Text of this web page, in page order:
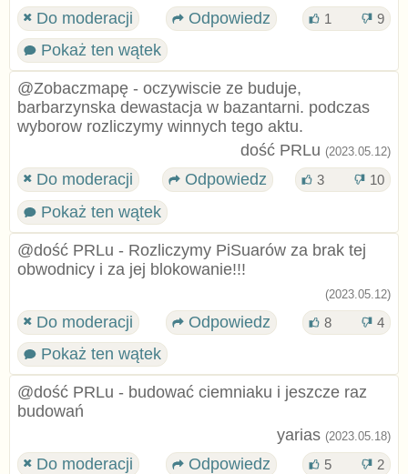
Do moderacji Odpowiedz 1 9
Pokaż ten wątek
@Zobaczmapę - oczywiscie ze buduje,
barbarzynska dewastacja w bazantarni. podczas
wyborow rozliczymy winnych tego aktu.
dość PRLu (2023.05.12)
Do moderacji Odpowiedz 3 10
Pokaż ten wątek
@dość PRLu - Rozliczymy PiSuarów za brak tej
obwodnicy i za jej blokowanie!!!
(2023.05.12)
Do moderacji Odpowiedz 8 4
Pokaż ten wątek
@dość PRLu - budować ciemniaku i jeszcze raz
budowań
yarias (2023.05.18)
Do moderacji Odpowiedz 5 2